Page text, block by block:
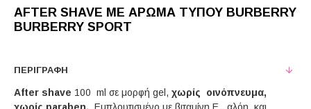
AFTER SHAVE ΜΕ ΆΡΩΜΑ ΤΎΠΟΥ BURBERRY
BURBERRY SPORT
ΠΕΡΙΓΡΑΦΉ
After shave 100 ml σε μορφή gel, χωρίς οινόπνευμα,